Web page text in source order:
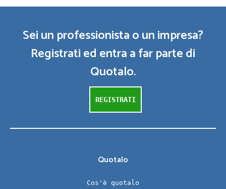
Sei un professionista o un impresa?
Registrati ed entra a far parte di
Quotalo.
REGISTRATI
Quotalo
Cos'è quotalo